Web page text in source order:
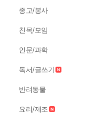
종교/봉사
친목/모임
인문/과학
독서/글쓰기
반려동물
요리/제조